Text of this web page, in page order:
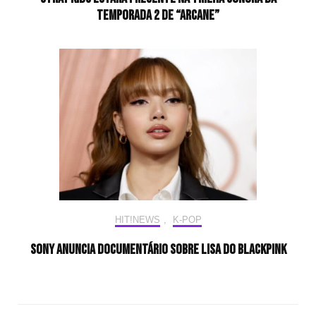
temporada 2 de “Arcane”
HIT!NEWS , K-POP
Sony anuncia documentário sobre Lisa do BLACKPINK